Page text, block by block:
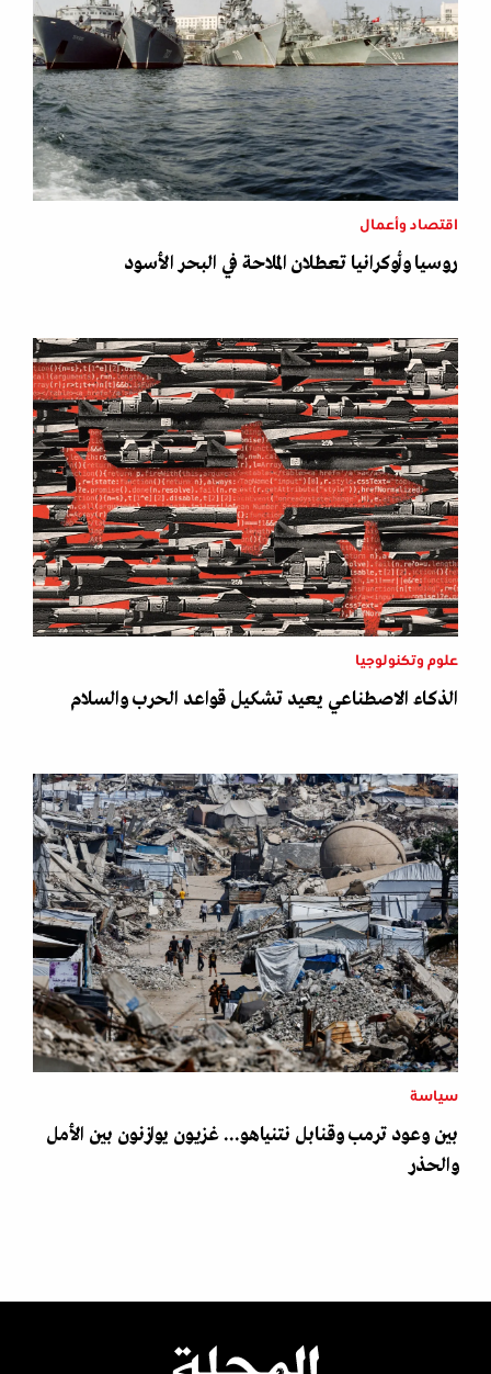
اقتصاد وأعمال
روسيا وأوكرانيا تعطلان الملاحة في البحر الأسود
علوم وتكنولوجيا
الذكاء الاصطناعي يعيد تشكيل قواعد الحرب والسلام
سياسة
بين وعود ترمب وقنابل نتنياهو... غزيون يوازنون بين الأمل
والحذر